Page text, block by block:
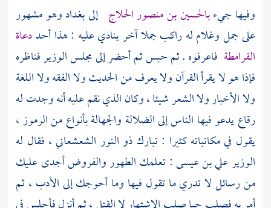
وفيها جيءبالحسين بن منصور الحلاج إلىبغدادوهو مشهور
على جمل وغلام له راكب جملا آخر ينادي عليه : هذا أحددعاة
القرامطة فاعرفوه . ثم حبس ثم أحضر إلى مجلس الوزير فناظره
فإذا هو لا يقرأ القرآن ولا يعرف من الحديث ولا الفقه ولا اللغة
ولا الأخبار ولا الشعر شيئا ، وكان الذي نقم عليه أنه وجدت له
رقاع يدعو فيها الناس إلى الضلالة والجهالة بأنواع من الرموز ،
يقول في مكاتباته كثيرا :تبارك ذو النور الشعشعاني ، فقال له
الوزير علي بن عيسى: تعلمك الطهور والفروض أجدى عليك
من رسائل لا تدري ما تقول فيها وما أحوجك إلى الأدب ، ثم